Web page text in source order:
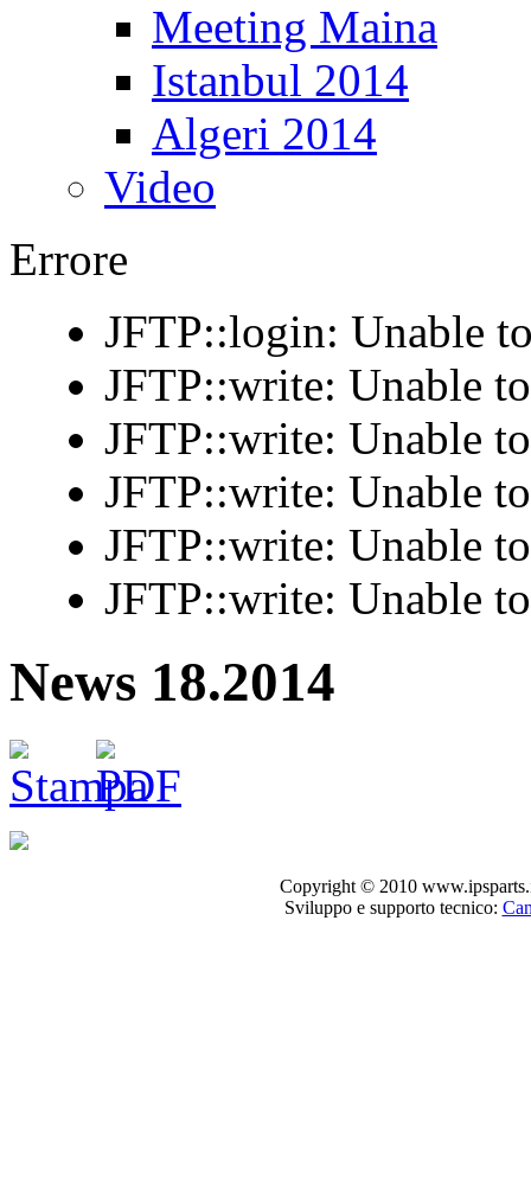
Meeting Maina
Istanbul 2014
Algeri 2014
Video
Errore
JFTP::login: Unable
JFTP::write: Unable
JFTP::write: Unable
JFTP::write: Unable
JFTP::write: Unable
JFTP::write: Unable
News 18.2014
Copyright © 2010
Sviluppo e supporto tecnico: